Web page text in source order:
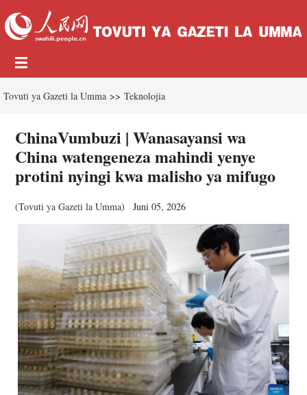
Tovuti ya Gazeti la Umma >> Teknolojia
ChinaVumbuzi | Wanasayansi wa
China watengeneza mahindi yenye
protini nyingi kwa malisho ya mifugo
(Tovuti ya Gazeti la Umma) Juni 05, 2026